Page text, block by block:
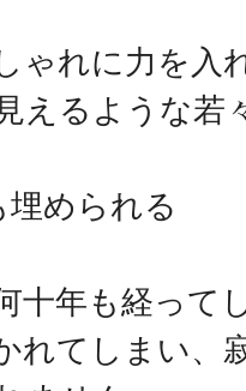
ゃれに力を入
えるような若
められる
十年も経って
れてしまい、